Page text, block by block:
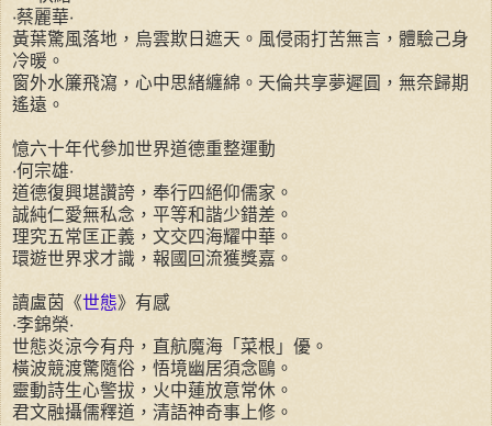
‧蔡麗華‧
黃葉驚風落地，烏雲欺日遮天。風侵雨打苦無言，體驗己身
冷暖。
窗外水簾飛瀉，心中思緒纏綿。天倫共享夢遲圓，無奈歸期
遙遠。
憶六十年代參加世界道德重整運動
‧何宗雄‧
道德復興堪讚誇，奉行四絕仰儒家。
誠純仁愛無私念，平等和諧少錯差。
理究五常匡正義，文交四海耀中華。
環遊世界求才識，報國回流獲獎嘉。
讀盧茵《世態》有感
‧李錦榮‧
世態炎涼今有舟，直航魔海「菜根」優。
橫波競渡驚隨俗，悟境幽居須念鷗。
靈動詩生心警拔，火中蓮放意常休。
君文融攝儒釋道，清語神奇事上修。